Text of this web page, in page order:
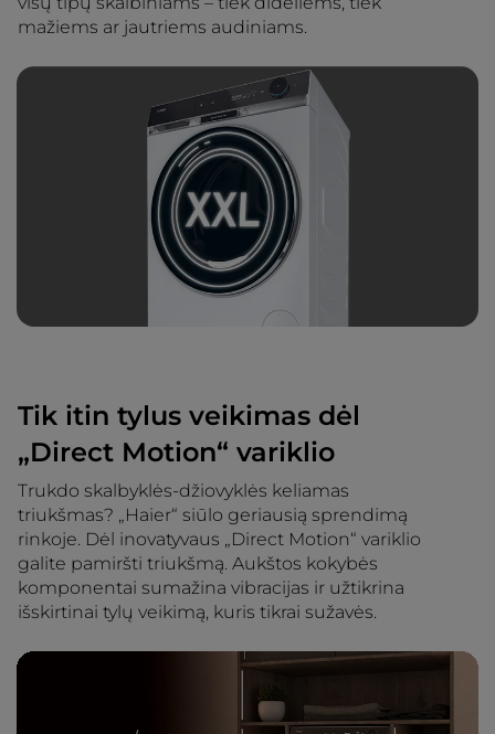
mažiems ar jautriems audiniams.
Tik itin tylus veikimas dėl
„Direct Motion“ variklio
Trukdo skalbyklės-džiovyklės keliamas
triukšmas? „Haier“ siūlo geriausią sprendimą
rinkoje. Dėl inovatyvaus „Direct Motion“ variklio
galite pamiršti triukšmą. Aukštos kokybės
komponentai sumažina vibracijas ir užtikrina
išskirtinai tylų veikimą, kuris tikrai sužavės.